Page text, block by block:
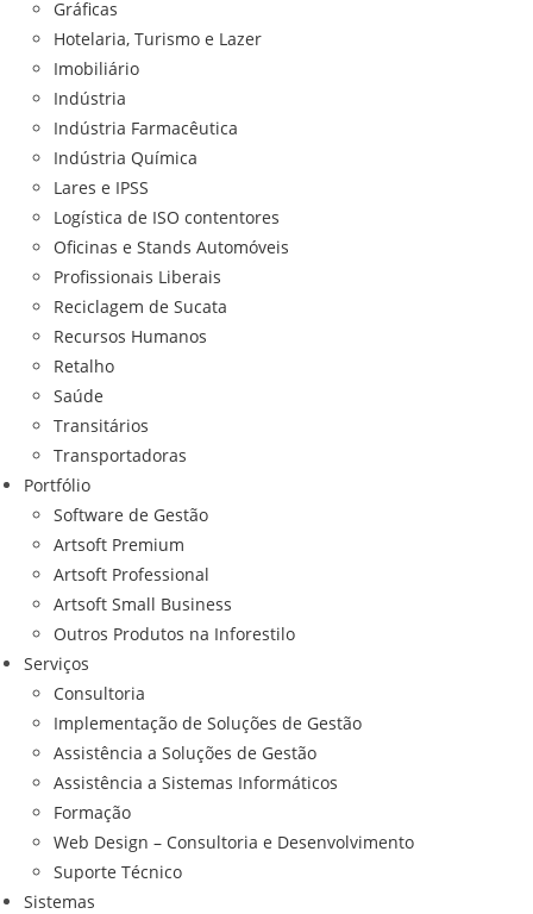
Gráficas
Hotelaria, Turismo e Lazer
Imobiliário
Indústria
Indústria Farmacêutica
Indústria Química
Lares e IPSS
Logística de ISO contentores
Oficinas e Stands Automóveis
Profissionais Liberais
Reciclagem de Sucata
Recursos Humanos
Retalho
Saúde
Transitários
Transportadoras
Portfólio
Software de Gestão
Artsoft Premium
Artsoft Professional
Artsoft Small Business
Outros Produtos na Inforestilo
Serviços
Consultoria
Implementação de Soluções de Gestão
Assistência a Soluções de Gestão
Assistência a Sistemas Informáticos
Formação
Web Design – Consultoria e Desenvolvimento
Suporte Técnico
Sistemas